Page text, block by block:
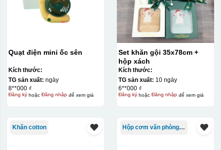
Quạt điện mini ốc sên
Kích thước:
TG sản xuất: ngày
8**000 ₫
Đăng kýhoặc Đăng nhậpđể xem giá
Set khăn gội 35x78cm +
hộp xách
Kích thước:
TG sản xuất: 10 ngày
6**000 ₫
Đăng kýhoặc Đăng nhậpđể xem giá
Khăn cotton Hộp cơm văn phòng Trung Quốc